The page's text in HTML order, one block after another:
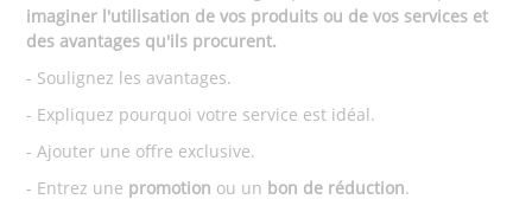
imaginer l'utilisation de vos produits ou de vos services et
des avantages qu'ils procurent.
- Soulignez les avantages.
- Expliquez pourquoi votre service est idéal.
- Ajouter une offre exclusive.
- Entrez une promotion ou un bon de réduction.